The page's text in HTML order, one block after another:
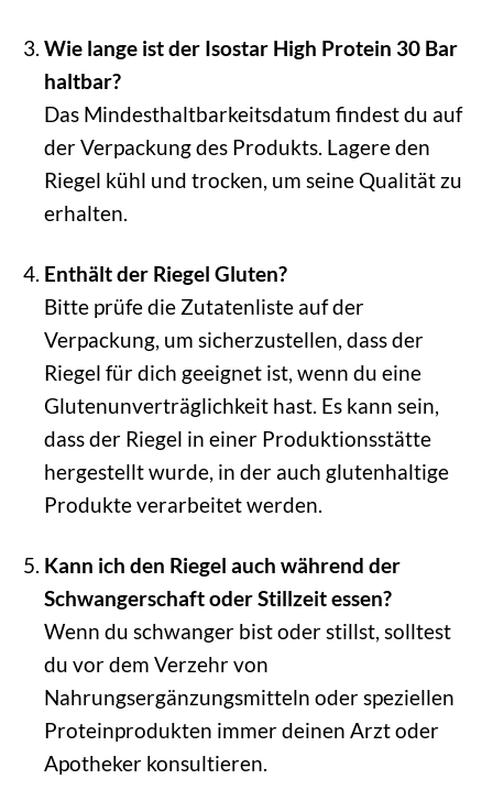
Wie lange ist der Isostar High Protein 30 Bar
haltbar?
Das Mindesthaltbarkeitsdatum findest du auf
der Verpackung des Produkts. Lagere den
Riegel kühl und trocken, um seine Qualität zu
erhalten.
Enthält der Riegel Gluten?
Bitte prüfe die Zutatenliste auf der
Verpackung, um sicherzustellen, dass der
Riegel für dich geeignet ist, wenn du eine
Glutenunverträglichkeit hast. Es kann sein,
dass der Riegel in einer Produktionsstätte
hergestellt wurde, in der auch glutenhaltige
Produkte verarbeitet werden.
Kann ich den Riegel auch während der
Schwangerschaft oder Stillzeit essen?
Wenn du schwanger bist oder stillst, solltest
du vor dem Verzehr von
Nahrungsergänzungsmitteln oder speziellen
Proteinprodukten immer deinen Arzt oder
Apotheker konsultieren.